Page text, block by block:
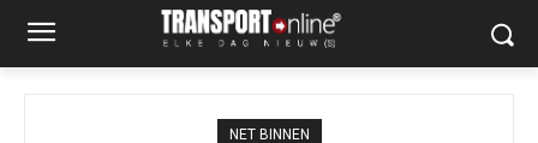
NET BINNEN